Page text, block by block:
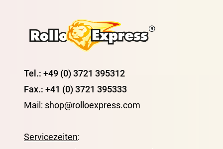
Tel.: +49 (0) 3721 395312
Fax.: +41 (0) 3721 395333
Mail: shop@rolloexpress.com
Servicezeiten: